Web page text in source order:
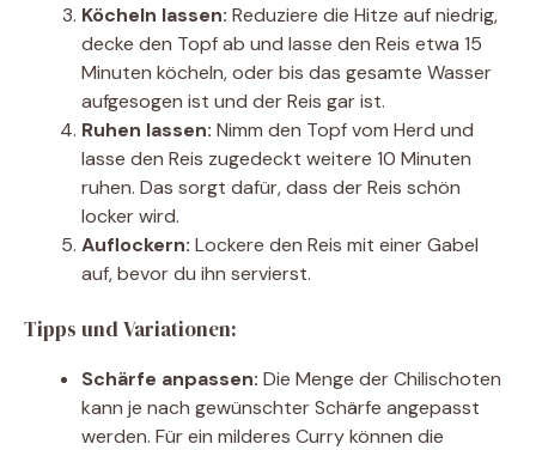
Köcheln lassen: Reduziere die Hitze auf niedrig,
decke den Topf ab und lasse den Reis etwa 15
Minuten köcheln, oder bis das gesamte Wasser
aufgesogen ist und der Reis gar ist.
Ruhen lassen: Nimm den Topf vom Herd und
lasse den Reis zugedeckt weitere 10 Minuten
ruhen. Das sorgt dafür, dass der Reis schön
locker wird.
Auflockern: Lockere den Reis mit einer Gabel
auf, bevor du ihn servierst.
Tipps und Variationen:
Schärfe anpassen: Die Menge der Chilischoten
kann je nach gewünschter Schärfe angepasst
werden. Für ein milderes Curry können die